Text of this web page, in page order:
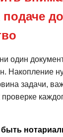
подаче
один
Накопление
задачи,